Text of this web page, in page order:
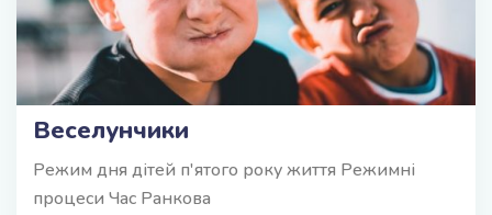
Веселунчики
Режим дня дітей п'ятого року життя Режимні
процеси Час Ранкова